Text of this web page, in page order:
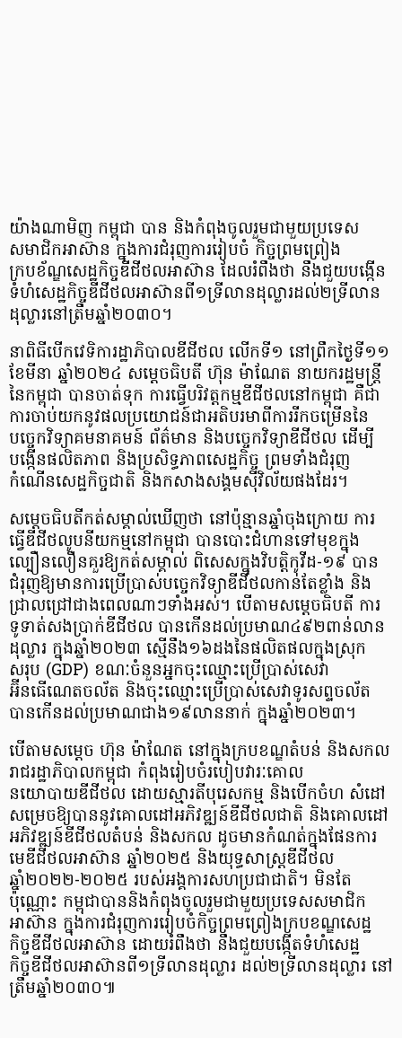
យ៉ាងណាមិញ កម្ពុជា បាន និងកំពុងចូលរួមជាមួយប្រទេស
សមាជិកអាស៊ាន ក្នុងការជំរុញការរៀបចំ កិច្ចព្រមព្រៀង
ក្របខ័ណ្ឌសេដ្ឋកិច្ចឌីជីថលអាស៊ាន ដែលរំពឹងថា នឹងជួយបង្កើន
ទំហំសេដ្ឋកិច្ចឌីជីថលអាស៊ានពី១ទ្រីលានដុល្លារដល់២ទ្រីលាន
ដុល្លារនៅត្រឹមឆ្នាំ២០៣០។
នាពិធីបើកវេទិការដ្ឋាភិបាលឌីជីថល លើកទី១ នៅព្រឹកថ្ងៃទី១១
ខែមីនា ឆ្នាំ២០២៤ សម្ដេចធិបតី ហ៊ុន ម៉ាណែត នាយករដ្ឋមន្ត្រី
នៃកម្ពុជា បានចាត់ទុក ការធ្វើបរិវត្តកម្មឌីជីថលនៅកម្ពុជា គឺជា
ការចាប់យកនូវផលប្រយោជន៍ជាអតិបរមាពីការរីកចម្រើននៃ
បច្ចេកវិទ្យាគមនាគមន៍ ព័ត៌មាន និងបច្ចេកវិទ្យាឌីជីថល ដើម្បី
បង្កើនផលិតភាព និងប្រសិទ្ធភាពសេដ្ឋកិច្ច ព្រមទាំងជំរុញ
កំណើនសេដ្ឋកិច្ចជាតិ និងកសាងសង្គមស៊ីវិល័យផងដែរ។
សម្តេចធិបតីកត់សម្គាល់ឃើញថា នៅប៉ុន្មានឆ្នាំចុងក្រោយ ការ
ធ្វើឌីជីថលូបនីយកម្មនៅកម្ពុជា បានបោះជំហានទៅមុខក្នុង
ល្បឿនលឿនគួរឱ្យកត់សម្គាល់ ពិសេសក្នុងវិបត្តិកូវីដ-១៩ បាន
ជំរុញឱ្យមានការប្រើប្រាស់បច្ចេកវិទ្យាឌីជីថលកាន់តែខ្លាំង និង
ជ្រាលជ្រៅជាងពេលណាៗទាំងអស់។ បើតាមសម្តេចធិបតី ការ
ទូទាត់សងប្រាក់ឌីជីថល បានកើនដល់ប្រមាណ៤៩២ពាន់លាន
ដុល្លារ ក្នុងឆ្នាំ២០២៣ ស្មើនឹង១៦ដងនៃផលិតផលក្នុងស្រុក
សរុប (GDP) ខណៈចំនួនអ្នកចុះឈ្មោះប្រើប្រាស់សេវា
អ៊ីនធើណេតចល័ត និងចុះឈ្មោះប្រើប្រាស់សេវាទូរសព្ទចល័ត
បានកើនដល់ប្រមាណជាង១៩លាននាក់ ក្នុងឆ្នាំ២០២៣។
​​បើតាមសម្តេច ហ៊ុន ម៉ាណែត នៅក្នុងក្របខណ្ឌតំបន់ និងសកល
រាជរដ្ឋាភិបាលកម្ពុជា ​កំពុងរៀបចំរបៀបវារៈគោល
នយោបាយឌីជីថល ដោយស្មារតីបុរេសកម្ម និងបើកចំហ សំដៅ
សម្រេចឱ្យបាននូវគោលដៅអភិវឌ្ឍន៍ឌីជីថលជាតិ និងគោលដៅ
អភិវឌ្ឍន៍ឌីជីថលតំបន់ និងសកល ដូចមានកំណត់ក្នុងផែនការ
មេឌីជីថលអាស៊ាន ឆ្នាំ២០២៥ និងយុទ្ធសាស្រ្តឌីជីថល
ឆ្នាំ២០២២-២០២៥ របស់អង្គការសហប្រជាជាតិ។ មិនតែ
ប៉ុណ្ណោះ កម្ពុជាបាននិងកំពុងចូលរួមជាមួយប្រទេសសមាជិក
អាស៊ាន ក្នុងការជំរុញការរៀបចំកិច្ចព្រមព្រៀងក្របខណ្ឌសេដ្ឋ
កិច្ចឌីជីថលអាស៊ាន ដោយរំពឹងថា នឹងជួយបង្កើតទំហំសេដ្ឋ
កិច្ចឌីជីថលអាស៊ានពី១ទ្រីលានដុល្លារ ដល់២ទ្រីលានដុល្លារ នៅ
ត្រឹមឆ្នាំ២០៣០៕